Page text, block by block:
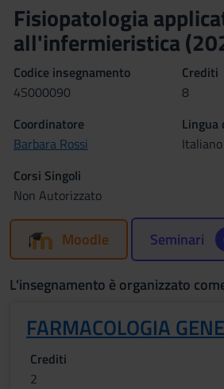
Fisiopatologia
all'infermieristica
Codice insegnamento
4S000090
Crediti
8
Coordinatore
Barbara Rossi
Lingua
Italiano
Corsi Singoli
Non Autorizzato
Moodle Seminari
L'insegnamento è organizzato
FARMACOLOGIA
Crediti
2